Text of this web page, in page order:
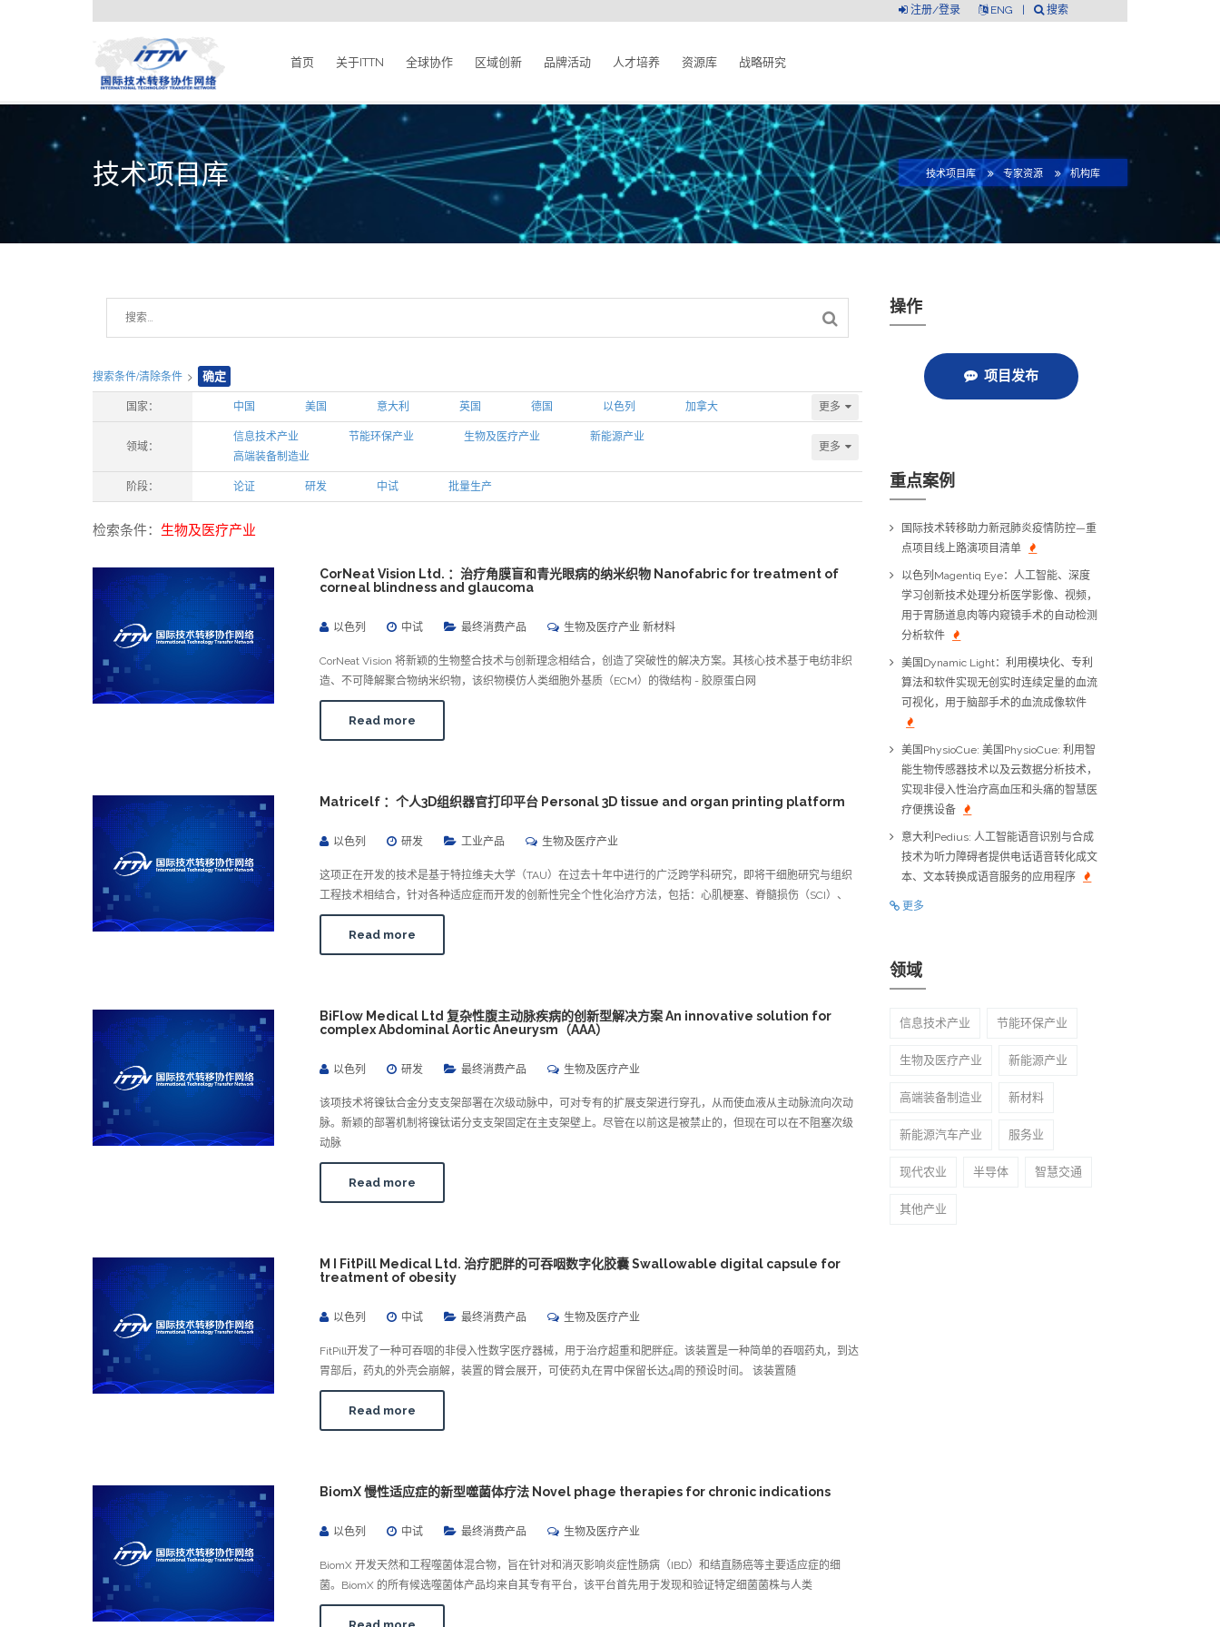
搜索
ENG
注册/登录
首页 关于ITTN 全球协作 区域创新 品牌活动 人才培养 资源库 战略研究
技术项目库 技术项目库 专家资源 机构库
搜索条件/清除条件 > 确定
国家： 中国 美国 意大利 英国 德国 以色列 加拿大 更多
领域：
信息技术产业 节能环保产业 生物及医疗产业
新能源产业
高端装备制造业
更多
阶段： 论证 研发 中试 批量生产
检索条件： 生物及医疗产业
CorNeat Vision Ltd. ：治疗角膜盲和青光眼病的纳米织物 Nanofabric for treatment of
corneal blindness and glaucoma
以色列 中试 最终消费产品 生物及医疗产业 新材料
CorNeat Vision 将新颖的生物整合技术与创新理念相结合，创造了突破性的解决方案。其核心技术基于电纺非织
造、不可降解聚合物纳米织物，该织物模仿人类细胞外基质（ECM）的微结构 - 胶原蛋白网
Read more
Matricelf ：个人3D组织器官打印平台 Personal 3D tissue and organ printing platform
以色列 研发 工业产品 生物及医疗产业
这项正在开发的技术是基于特拉维夫大学（TAU）在过去十年中进行的广泛跨学科研究，即将干细胞研究与组织
工程技术相结合，针对各种适应症而开发的创新性完全个性化治疗方法，包括：心肌梗塞、脊髓损伤（SCI）、
Read more
BiFlow Medical Ltd 复杂性腹主动脉疾病的创新型解决方案 An innovative solution for
complex Abdominal Aortic Aneurysm（AAA）
以色列 研发 最终消费产品 生物及医疗产业
该项技术将镍钛合金分支支架部署在次级动脉中，可对专有的扩展支架进行穿孔，从而使血液从主动脉流向次动
脉。新颖的部署机制将镍钛诺分支支架固定在主支架壁上。尽管在以前这是被禁止的，但现在可以在不阻塞次级
动脉
Read more
M I FitPill Medical Ltd. 治疗肥胖的可吞咽数字化胶囊 Swallowable digital capsule for
treatment of obesity
以色列 中试 最终消费产品 生物及医疗产业
FitPill开发了一种可吞咽的非侵入性数字医疗器械，用于治疗超重和肥胖症。该装置是一种简单的吞咽药丸，到达
胃部后，药丸的外壳会崩解，装置的臂会展开，可使药丸在胃中保留长达4周的预设时间。 该装置随
Read more
BiomX 慢性适应症的新型噬菌体疗法 Novel phage therapies for chronic indications
以色列 中试 最终消费产品 生物及医疗产业
BiomX 开发天然和工程噬菌体混合物，旨在针对和消灭影响炎症性肠病（IBD）和结直肠癌等主要适应症的细
菌。BiomX 的所有候选噬菌体产品均来自其专有平台，该平台首先用于发现和验证特定细菌菌株与人类
操作
项目发布
重点案例
国际技术转移助力新冠肺炎疫情防控—重
点项目线上路演项目清单
以色列Magentiq Eye：人工智能、深度
学习创新技术处理分析医学影像、视频，
用于胃肠道息肉等内窥镜手术的自动检测
分析软件
美国Dynamic Light：利用模块化、专利
算法和软件实现无创实时连续定量的血流
可视化，用于脑部手术的血流成像软件
美国PhysioCue: 美国PhysioCue: 利用智
能生物传感器技术以及云数据分析技术，
实现非侵入性治疗高血压和头痛的智慧医
疗便携设备
意大利Pedius: 人工智能语音识别与合成
技术为听力障碍者提供电话语音转化成文
本、文本转换成语音服务的应用程序
更多
领域
信息技术产业 节能环保产业
生物及医疗产业 新能源产业
高端装备制造业 新材料
新能源汽车产业 服务业
现代农业 半导体 智慧交通
其他产业